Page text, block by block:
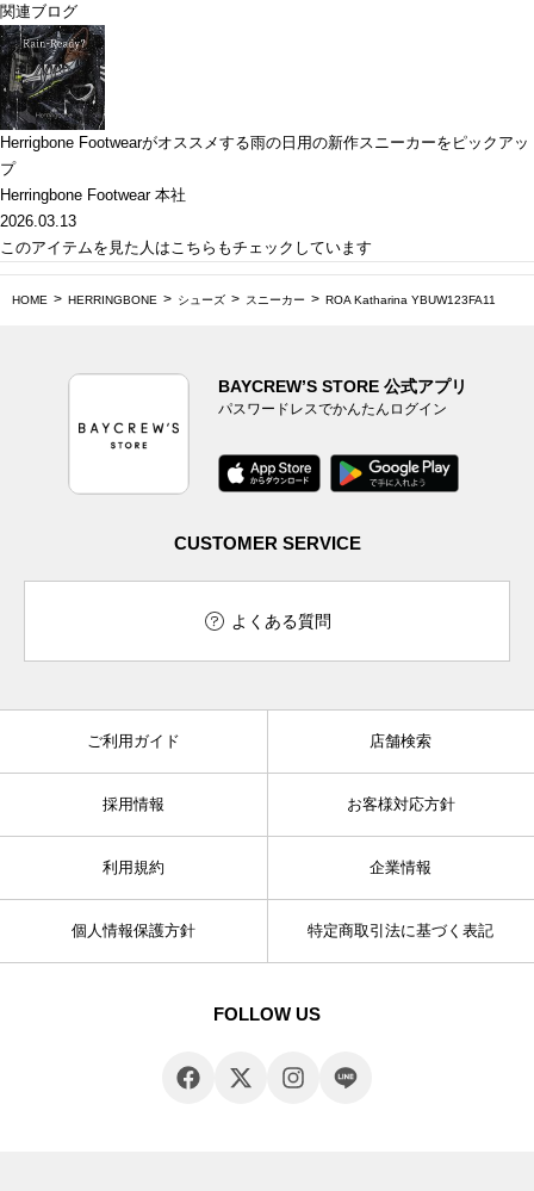
関連ブログ
Herrigbone Footwearがオススメする雨の日用の新作スニーカーをピックアッ
プ
Herringbone Footwear 本社
2026.03.13
このアイテムを見た人はこちらもチェックしています
HOME HERRINGBONE シューズ スニーカー ROA Katharina YBUW123FA11
BAYCREW’S STORE 公式アプリ
パスワードレスでかんたんログイン
CUSTOMER SERVICE
よくある質問
ご利用ガイド 店舗検索
採用情報 お客様対応方針
利用規約 企業情報
個人情報保護方針 特定商取引法に基づく表記
FOLLOW US